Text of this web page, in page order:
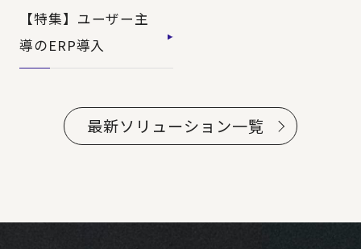
【特集】ユーザー主
導のERP導入
最新ソリューション一覧